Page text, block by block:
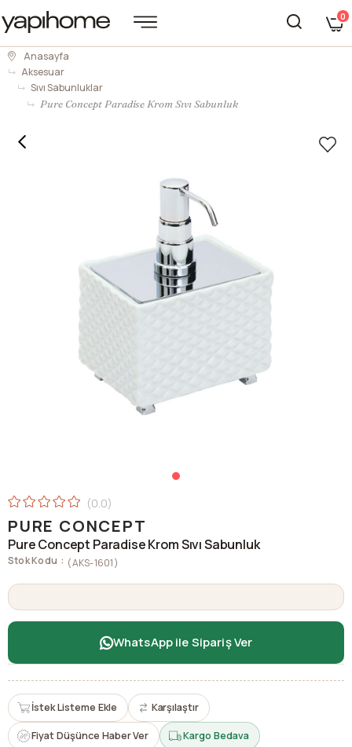
0
Anasayfa
Aksesuar
Sıvı Sabunluklar
Pure Concept Paradise Krom Sıvı Sabunluk
0.0
PURE CONCEPT
Pure Concept Paradise Krom Sıvı Sabunluk
Stok Kodu (AKS-1601)
WhatsApp ile Sipariş Ver
İstek Listeme Ekle Karşılaştır
Fiyat Düşünce Haber Ver Kargo Bedava